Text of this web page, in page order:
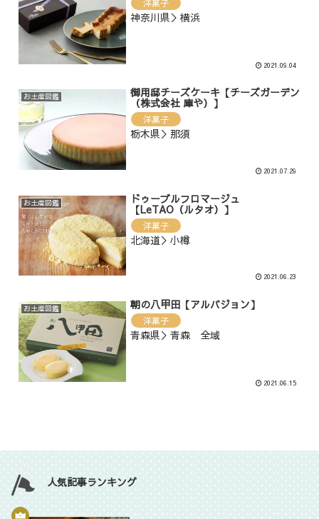
洋菓子
神奈川県＞横浜
2021.09.04
お土産図鑑 御用邸チーズケーキ【チーズガーデン
（株式会社 庫や）】
洋菓子
栃木県＞那須
2021.07.29
お土産図鑑 ドゥーブルフロマージュ
【LeTAO（ルタオ）】
洋菓子
北海道＞小樽
2021.06.23
お土産図鑑 朝の八甲田【アルパジョン】
洋菓子
青森県＞青森 全域
2021.06.15
人気記事ランキング